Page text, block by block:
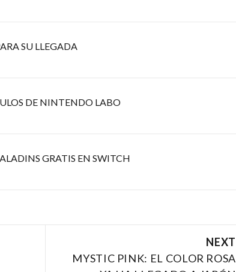
SU LLEGADA
DE NINTENDO LABO
GRATIS EN SWITCH
NEXT
MYSTIC PINK: EL COLOR ROSA